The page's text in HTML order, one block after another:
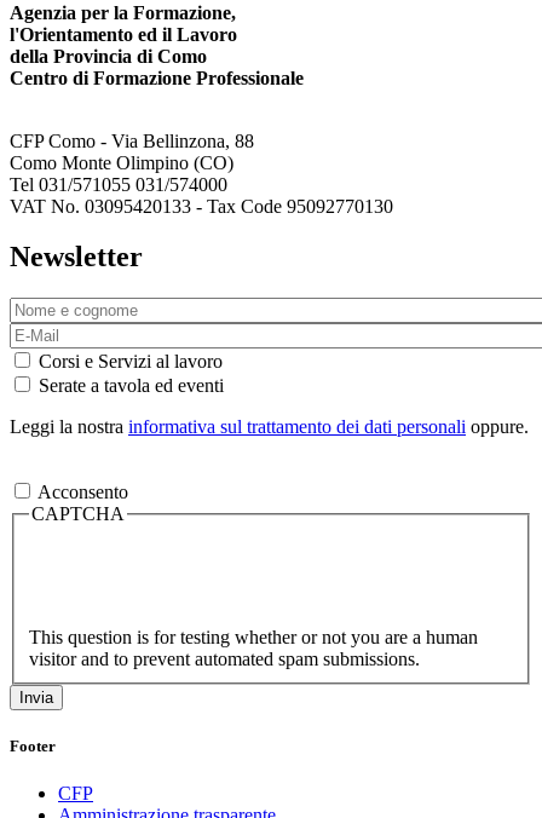
Agenzia per la Formazione,
l'Orientamento ed il Lavoro
della Provincia di Como
Centro di Formazione Professionale
CFP Como - Via Bellinzona, 88
Como Monte Olimpino (CO)
Tel 031/571055 031/574000
VAT No. 03095420133 - Tax Code 95092770130
Newsletter
Corsi e Servizi al lavoro
Serate a tavola ed eventi
Leggi la nostra informativa sul trattamento dei dati personali oppure.
Acconsento
CAPTCHA
This question is for testing whether or not you are a human
visitor and to prevent automated spam submissions.
Footer
CFP